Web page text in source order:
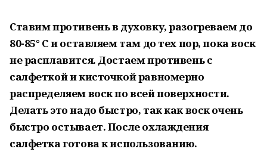
Ставим противень в духовку, разогреваем до
80-85° C и оставляем там до тех пор, пока воск
не расплавится. Достаем противень с
салфеткой и кисточкой равномерно
распределяем воск по всей поверхности.
Делать это надо быстро, так как воск очень
быстро остывает. После охлаждения
салфетка готова к использованию.